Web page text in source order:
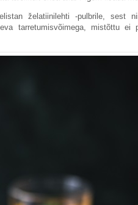
želatiinilehti -pulbrile, sest
tarretumisvõimega, mistõttu ei